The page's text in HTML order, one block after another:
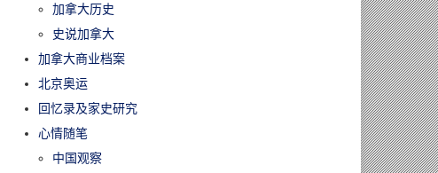
加拿大历史
史说加拿大
加拿大商业档案
北京奥运
回忆录及家史研究
心情随笔
中国观察